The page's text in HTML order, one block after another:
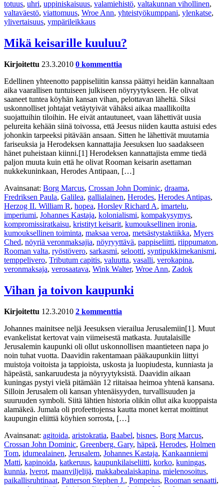
totuus, uhri, uppiniskaisuus, valamiehistö, valtakunnan vihollinen,
valtaväestö, viattomuus, Wroe Ann, yhteistyökumppani, ylenkatse,
ylivertaisuus, ympärileikkaus
Mikä keisarille kuuluu?
Kirjoitettu 23.3.2010 0 kommenttia
Edellinen yhteenotto pappiseliitin kanssa päättyi heidän kannaltaan
aika vaarallisen tuntuiseen julkiseen nöyryytykseen. He olivat
saaneet tuntea köyhän kansan vihan, pelottavan läheltä. Siksi
uskonnolliset johtajat vetäytyivät vähäksi aikaa maallikoilta
suojattuihin tiloihin. He eivät antautuneet, vaan lähettivät uusia
pelureita kehään siinä toivossa, että Jeesus niiden kautta astuisi edes
johonkin tarpeeksi pitävään ansaan. Sitten he lähettivät muutamia
fariseuksia ja Herodeksen kannattajia Jeesuksen luo saadakseen
hänet puheistaan kiinni.[1] Herodeksen kannattajista emme tiedä
paljon muuta kuin että he olivat Rooman keisarin asettaman
nukkekuninkaan, Herodes Antipaan, […]
Avainsanat: Borg Marcus, Crossan John Dominic, draama,
Fredriksen Paula, Galilea, gallialainen, Herodes, Herodes Antipas,
Herzog II. William R, hopea, Horsley Richard A, imartelu,
imperiumi, Johannes Kastaja, kolonialismi, kompakysymys,
kompromissiratkaisu, kristityt keisarit, kumouksellinen ironia,
kumouksellinen toiminta, maksaa veroa, metsästystaktiikka, Myers
Ched, nöyriä veronmaksajia, nöyryyttävä, pappiseliitti, riippumaton,
Rooman valta, ryöstövero, sarkasmi, selootti, syntipukkimekanismi,
temppelivero, Tributum capitis, valuutta, vasalli, verokapina,
veronmaksaja, verosaatava, Wink Walter, Wroe Ann, Zadok
Vihan ja toivon kaupunki
Kirjoitettu 12.3.2010 2 kommenttia
Johannes mainitsee neljä Jeesuksen vierailua Jerusalemiin[1]. Muut
evankelistat kertovat vain viimeisestä matkasta. Juutalaisille
Jerusalemin kaupunki oli ollut uskonnollisen maantieteen napa jo
noin tuhat vuotta. Daavidin rakentamaan pääkaupunkiin liittyi
muistoja voitoista ja tappioista, uskosta ja luopiudesta, kunniasta ja
häpeästä, sankaruudesta ja nöyryytyksistä. Daavidin aikaan
kuningas pystyi vielä pitämään 12 riitaisaa heimoa yhtenä kansana.
Silloin Jerusalem oli kansan yhtenäisyyden, turvallisuuden ja
suuruuden symboli. Siitä lähtien historia olikin ollut aika kuoppaista
alamäkeä. Jumala oli profeettojensa kautta monet kerrat moittinut
kaupungin eliittiä köyhien sorrosta, […]
Avainsanat: agitoida, aristokratia, Baabel, bisnes, Borg Marcus,
Crossan John Dominic, Greenberg. Gary, häpeä, Herodes, Holmen
Tom, idumealainen, Jerusalem, Johannes Kastaja, Kankaanniemi
Matti, kapinoida, katkeruus, kaupunkilaiseliitti, korko, kuningas,
kunnia, lverot, maanviljelijä, makkabealaiskapina, mielenosoitus,
paikallisruhtinaat, Patterson Stephen J., Pompeius, Rooman senaatti,